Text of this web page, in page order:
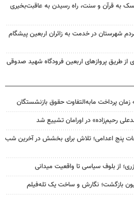
به قرآن و سنت، راه رسیدن به عاقبت‌بخیری
شهرستان در خدمت به زائران اربعین پیشگام
زمان پرداخت مابه‌التفاوت حقوق بازنشستگان
رحیم‌زاده» در اورامان تشییع شد
پنج اعدامی؛ تلاش برای بخشش در آخرین شب
از بلوف سیاسی تا واقعیت میدانی
بازگشت؛ نگارش و ساخت یک تله‌فیلم